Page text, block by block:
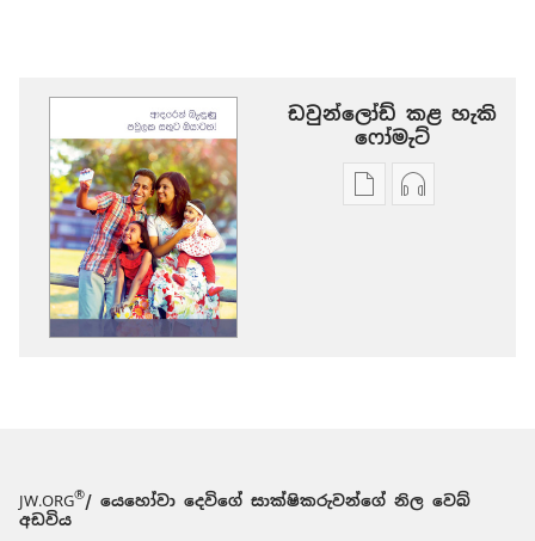
ඩවුන්ලෝඩ් කළ හැකි
‍‍ෆෝමැට්
ප්‍රකාශනඕඩියෝ
JW.ORG®/ යෙහෝවා දෙවිගේ සාක්ෂිකරුවන්ගේ නිල වෙබ්
අඩවිය